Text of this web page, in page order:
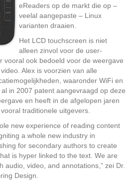
eReaders op de markt die op –
veelal aangepaste – Linux
varianten draaien.
Het LCD touchscreen is niet
alleen zinvol voor de user-
vooral ook bedoeld voor de weergave
Alex is voorzien van alle
waaronder WiFi en
in 2007 patent aangevraagd op deze
en heeft in de afgelopen jaren
traditionele uitgevers.
new experience of reading content
a whole new industry in
for secondary authors to create
is hyper linked to the text. We are
audio, video, and annotations,” zei Dr.
Design.